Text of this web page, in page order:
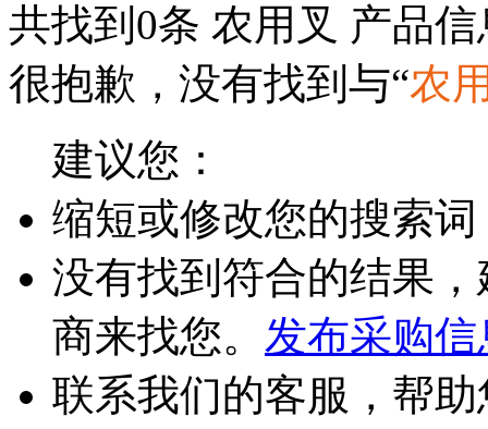
共找到 0条 农用叉 产品信
很抱歉，没有找到与“农
建议您：
缩短或修改您的搜索
没有找到符合的结果
商来找您。 发布采购信
联系我们的客服，帮